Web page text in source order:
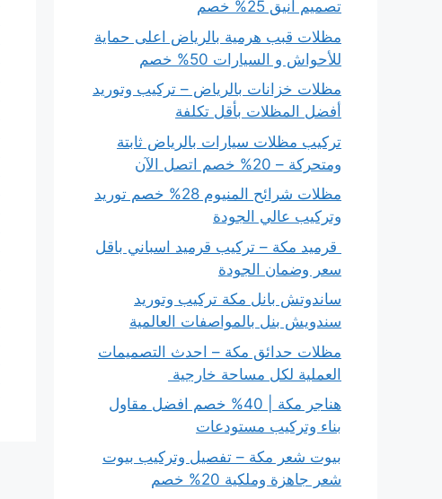
تصميم انيق 25% خصم
مظلات قبب هرمية بالرياض اعلى حماية
للأحواش و السيارات 50% خصم
مظلات خزانات بالرياض – تركيب وتوريد
أفضل المظلات بأقل تكلفة
تركيب مظلات سيارات بالرياض ثابتة
ومتحركة – 20% خصم اتصل الآن
مظلات شرائح المنيوم 28% خصم توريد
وتركيب عالي الجودة
قرميد مكة – تركيب قرميد اسباني باقل
سعر وضمان الجودة
ساندوتش بانل مكة تركيب وتوريد
سندويش بنل بالمواصفات العالمية
مظلات حدائق مكة – احدث التصميمات
العملية لكل مساحة خارجية
هناجر مكة | 40% خصم افضل مقاول
بناء وتركيب مستودعات
بيوت شعر مكة – تفصيل وتركيب بيوت
شعر جاهزة وملكية 20% خصم